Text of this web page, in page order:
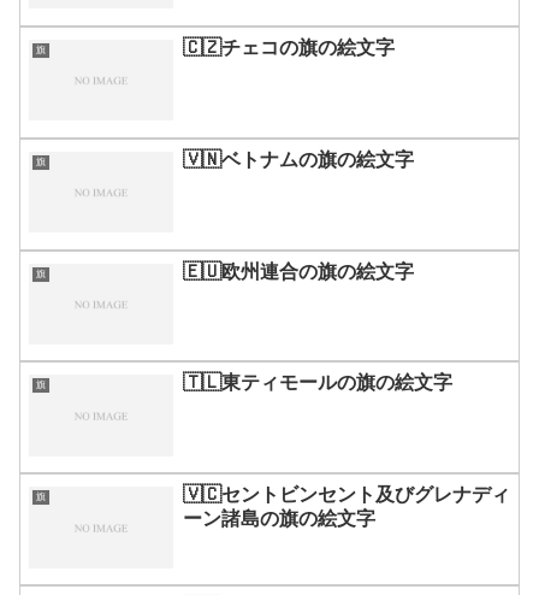
旗 🇨🇿チェコの旗の絵文字
旗 🇻🇳ベトナムの旗の絵文字
旗 🇪🇺欧州連合の旗の絵文字
旗 🇹🇱東ティモールの旗の絵文字
旗
🇻🇨セントビンセント及びグレナディ
ーン諸島の旗の絵文字